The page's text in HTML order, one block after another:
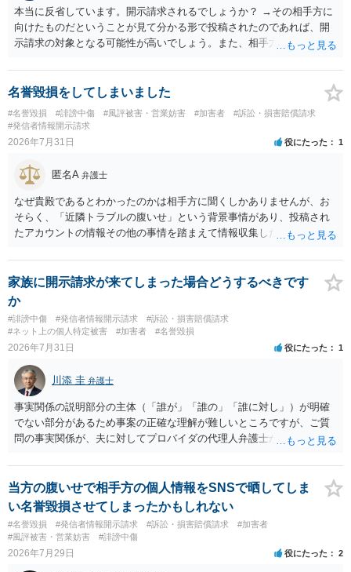
本当に反省しています。開示請求されるでしょうか？ →その相手方に
向けたものだということが見て分かる形で投稿されたのであれば、開
示請求の対象となる可能性が高いでしょう。また、相手方の投稿した
と存じます。発信者情報開示請求が進むと、投稿に使った回線の契約
者のところに、意見照会がなされます。アカウント情報開示の場合
は、アカウントの登録メールに意見照会がなされます。 また、された
場合賠償金はいくらでしょうか。 →ケースバイケースであり、数万円
から１００万単位まで様々でしょう。裁判外であれば交渉して相手方
名誉毀損をしてしまいました
#名誉毀損 #誹謗中傷 #風評被害・営業妨害 #加害者
#訴訟・損害賠償請求
#発信者情報開示請求
2026年7月31日 役にたった 1
匿名A 弁護士
なぜ貴殿であるとわかったのかは相手方に聞くしかありませんが、お
そらく、「近隣トラブルの腹いせ」という背景事情があり、投稿され
たアカウントの情報その他の事情を踏まえて情報収集した結果、この
貴殿が投稿した事実を認めてしまったことで「答え合わせ」になって
しまったのではないでしょうか。 相手方の動きについても、相手方次
第ですので何とも言えません。公開の場で回答するには情報が乏し
く、ここで詳細を明らかにすることは事案の特定に繋がってしまうの
で、弁護士へ直接相談した方がよいです。
家族に開示請求が来てしまった場合どうするべきです
か
#誹謗中傷 #発信者情報開示請求
#訴訟・損害賠償請求
#ネット上の個人特定被害
#加害者 #名誉毀損
2026年7月31日 役にたった 1
川添 圭 弁護士
事実関係の説明部分の主体（「誰が」「誰の」「誰に対し」）が明確
でない部分があるため事案の正確な理解が難しいところですが、ご質
問の事実関係が、夫に対してプロバイダの代理人弁護士から発信者情
情報として夫の氏名と住所が開示され、開示請求者（の代理人弁護
士）が、夫に対して内容証明郵便を送ったり訴訟の提起がなされたり
する可能性があるように思われます。この場合は、開示請求者（とあ
る女性？）の代理人弁護士へ、実は投稿者があなたであるという内容
とともに、あなたから連絡することもあり得ます。 夫がクレーム電話
を入れた「相手方の法律事務所」というのがプロバイダの代理人の事
当方の腹いせで相手方の個人情報をSNSで晒してしま
い名誉毀損させてしまったかもしれない
#名誉毀損 #発信者情報開示請求 #訴訟・損害賠償請求
#加害者
#風評被害・営業妨害
#誹謗中傷
2026年7月29日 役にたった 2